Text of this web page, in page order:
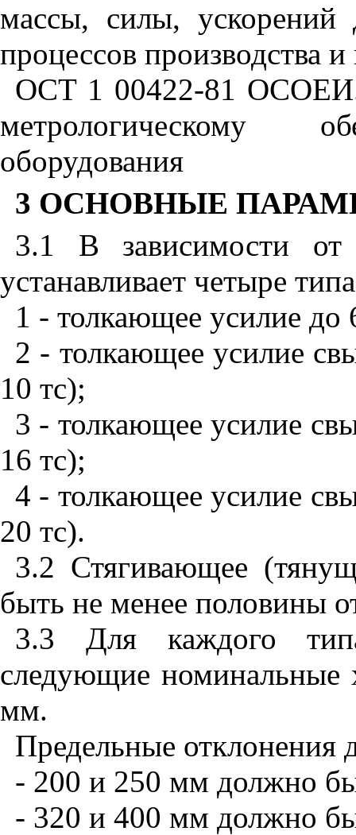
массы, силы, ускорений
процессов производства
ОСТ 1 00422-81 ОСОЕИ.
метрологическому
оборудования
3 ОСНОВНЫЕ
3.1 В зависимости от
устанавливает четыре
1 - толкающее усилие до
2 - толкающее усилие
10 тс);
3 - толкающее усилие
16 тс);
4 - толкающее усилие
20 тс).
3.2 Стягивающее
быть не менее половины
3.3 Для каждого
следующие
мм.
Предельные отклонения
- 200 и 250 мм должно
- 320 и 400 мм должно